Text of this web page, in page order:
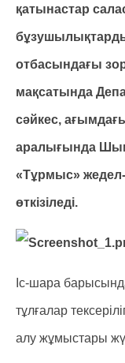
қатынастар
отбасындағы
мақсатында
сәйкес,
аралығында
«Тұрмыс»
өткізіледі.
Іс-шара
тұлғалар
алу жұмыстары